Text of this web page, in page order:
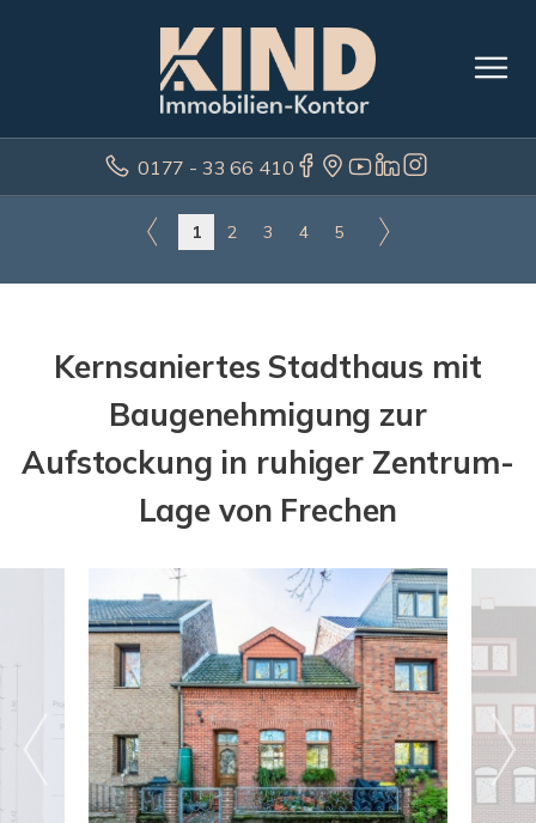
0177 - 33 66 410
1 2 3 4 5
Kernsaniertes Stadthaus mit
Baugenehmigung zur
Aufstockung in ruhiger Zentrum-
Lage von Frechen